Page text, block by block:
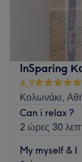
Το Nail Stories
με
Ο χώρος
σμαραγδί
δημιουργώντας
περιβάλλον.
για μανικιούρ
προορισμό για
φροντίδα νυχιών.
InSparing
4,9
Κολωνάκι,
Can i relax ?
2 ώρες 30
My myself & I